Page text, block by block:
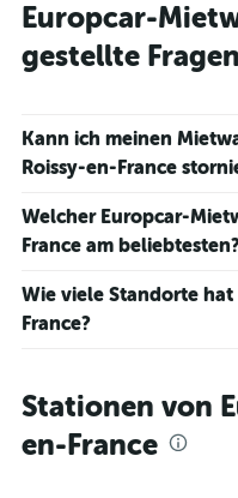
Europcar-
gestellte Fragen
Kann ich meinen
Roissy-en-France
Welcher Europcar-
France am
Wie viele Standorte
France?
Stationen von
en-France